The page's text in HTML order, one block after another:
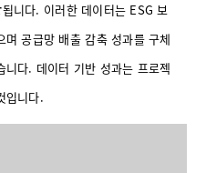
됩니다. 이러한 데이터는 ESG 보
공급망 배출 감축 성과를 구체
다. 데이터 기반 성과는 프로젝
입니다.